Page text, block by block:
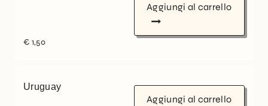
€ 1,50
Aggiungi al carrello
Uruguay
Aggiungi al carrello